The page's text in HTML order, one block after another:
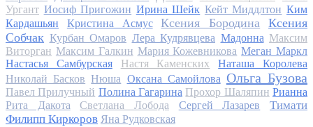
Ургант Иосиф Пригожин Ирина Шейк Кейт Миддлтон Ким
Кардашьян
Кристина Асмус Ксения Бородина
Ксения
Собчак Курбан Омаров Лера Кудрявцева Мадонна Максим
Виторган Максим Галкин Мария Кожевникова Меган Маркл
Настасья Самбурская
Настя Каменских
Наташа Королева
Николай Басков Нюша Оксана Самойлова Ольга Бузова
Павел Прилучный Полина Гагарина Прохор Шаляпин Рианна
Рита Дакота
Светлана Лобода Сергей Лазарев
Тимати
Филипп Киркоров Яна Рудковская